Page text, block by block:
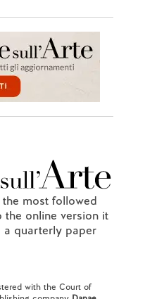
most followed
the online version it
a quarterly paper
with the Court of